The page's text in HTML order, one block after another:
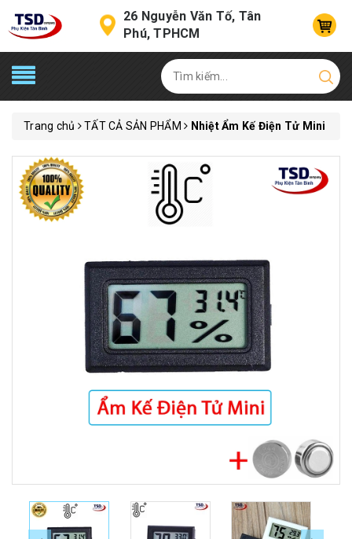
26 Nguyễn Văn Tố, Tân
Phú, TPHCM
Trang chủ TẤT CẢ SẢN PHẨM Nhiệt Ẩm Kế Điện Tử Mini